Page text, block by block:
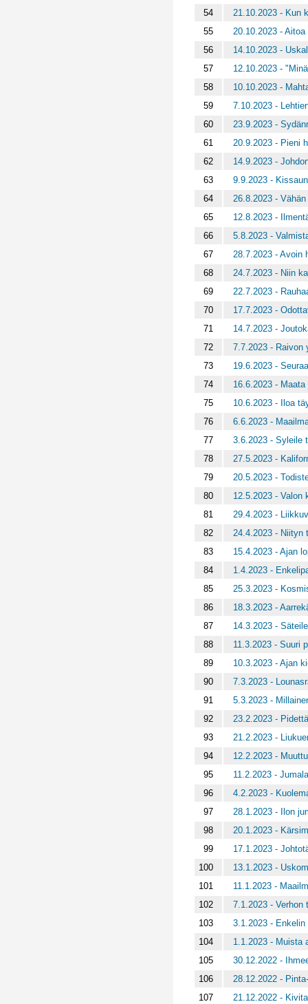
54
21.10.2023 - Kun
55
20.10.2023 -
56
14.10.2023 -
57
12.10.2023 -
58
10.10.2023 -
59
7.10.2023 -
60
23.9.2023 -
61
20.9.2023 - Pieni
62
14.9.2023 -
63
9.9.2023 -
64
26.8.2023 -
65
12.8.2023 -
66
5.8.2023 -
67
28.7.2023 - Avoin
68
24.7.2023 - Niin
69
22.7.2023 -
70
17.7.2023 -
71
14.7.2023 -
72
7.7.2023 - Raivon
73
19.6.2023 -
74
16.6.2023 -
75
10.6.2023 - Iloa
76
6.6.2023 -
77
3.6.2023 - Syleile
78
27.5.2023 -
79
20.5.2023 -
80
12.5.2023 - Valon
81
29.4.2023 -
82
24.4.2023 - Niityn
83
15.4.2023 - Ajan
84
1.4.2023 -
85
25.3.2023 -
86
18.3.2023 -
87
14.3.2023 -
88
11.3.2023 - Suuri
89
10.3.2023 - Ajan
90
7.3.2023 -
91
5.3.2023 -
92
23.2.2023 -
93
21.2.2023 -
94
12.2.2023 -
95
11.2.2023 -
96
4.2.2023 -
97
28.1.2023 - Ilon
98
20.1.2023 -
99
17.1.2023 -
100
13.1.2023 -
101
11.1.2023 -
102
7.1.2023 - Verhon
103
3.1.2023 - Enkelin
104
1.1.2023 - Muista
105
30.12.2022 -
106
28.12.2022 -
107
21.12.2022 -